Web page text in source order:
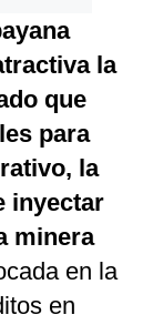
la
que
para
la
inyectar
minera
en la
en